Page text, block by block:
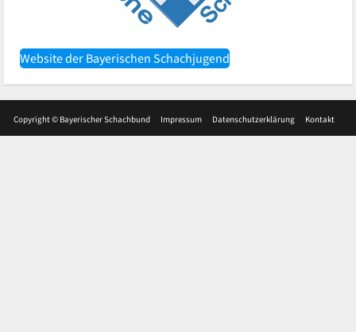
Website der Bayerischen Schachjugend
Copyright © Bayerischer Schachbund Impressum Datenschutzerklärung Kontakt